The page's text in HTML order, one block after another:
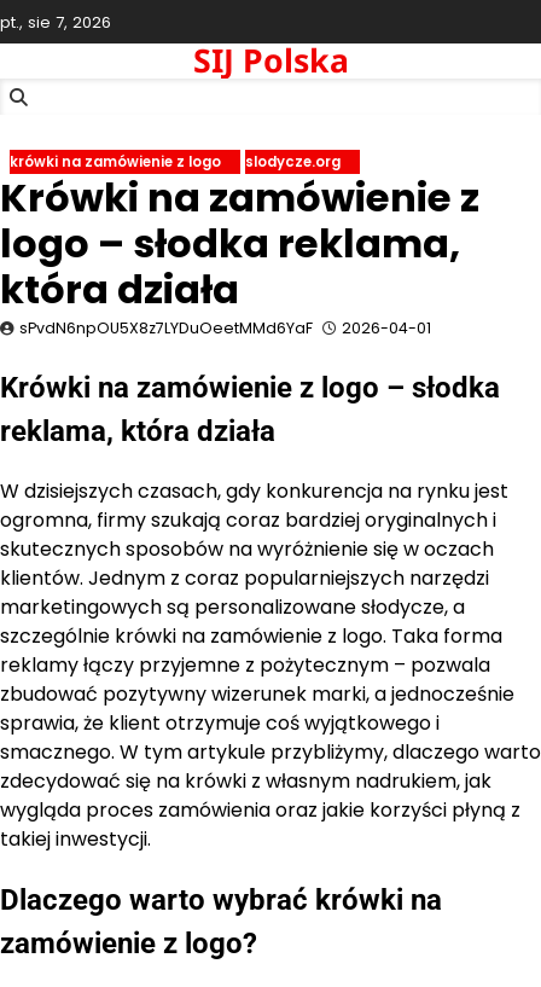
Skip
to
pt., sie 7, 2026
SIJ Polska
krówki na zamówienie z logo slodycze.org
Krówki na zamówienie z
logo – słodka reklama,
która działa
sPvdN6npOU5X8z7LYDuOeetMMd6YaF 2026-04-01
Krówki na zamówienie z logo – słodka
reklama, która działa
W dzisiejszych czasach, gdy konkurencja na rynku jest
ogromna, firmy szukają coraz bardziej oryginalnych i
skutecznych sposobów na wyróżnienie się w oczach
klientów. Jednym z coraz popularniejszych narzędzi
marketingowych są personalizowane słodycze, a
szczególnie krówki na zamówienie z logo. Taka forma
reklamy łączy przyjemne z pożytecznym – pozwala
zbudować pozytywny wizerunek marki, a jednocześnie
sprawia, że klient otrzymuje coś wyjątkowego i
smacznego. W tym artykule przybliżymy, dlaczego warto
zdecydować się na krówki z własnym nadrukiem, jak
wygląda proces zamówienia oraz jakie korzyści płyną z
takiej inwestycji.
Dlaczego warto wybrać krówki na
zamówienie z logo?